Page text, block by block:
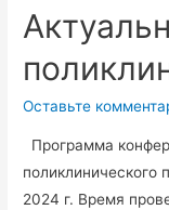
Оставьте
Программа
2024 г. Время